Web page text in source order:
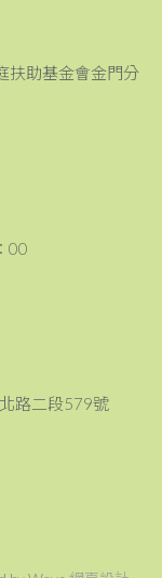
扶助基金會金門分
00
路二段579號